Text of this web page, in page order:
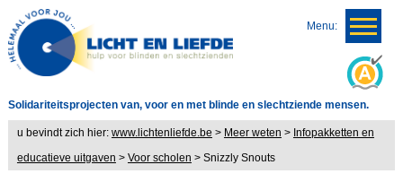
Menu:
Solidariteitsprojecten van, voor en met blinde en slechtziende mensen.
u bevindt zich hier: www.lichtenliefde.be > Meer weten > Infopakketten en
educatieve uitgaven > Voor scholen > Snizzly Snouts